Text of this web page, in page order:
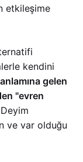
etkileşime
kendini
gelen
"evren
ve var olduğu